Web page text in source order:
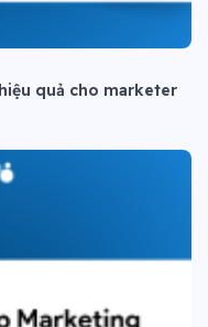
quả cho marketer